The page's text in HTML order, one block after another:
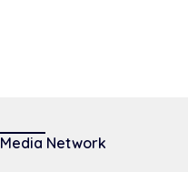
Media Network